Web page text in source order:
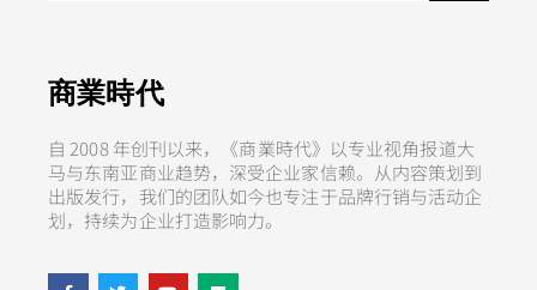
商業時代
自 2008 年创刊以来，《商業時代》以专业视角报道大
马与东南亚商业趋势，深受企业家信赖。从内容策划到
出版发行，我们的团队如今也专注于品牌行销与活动企
划，持续为企业打造影响力。